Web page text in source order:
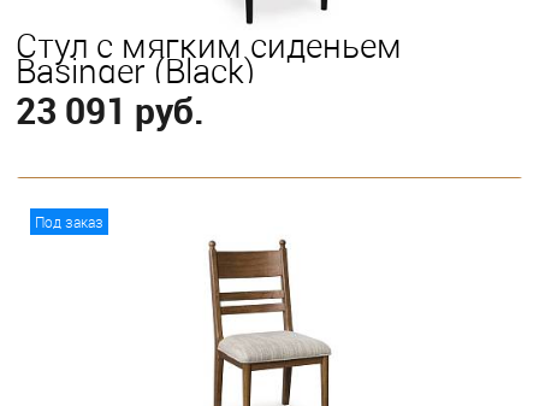
Стул с мягким сиденьем
Basinger (Black)
23 091 руб.
Под заказ